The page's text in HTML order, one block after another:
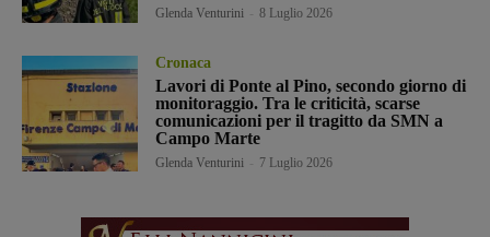
Glenda Venturini 8 Luglio 2026
Cronaca
Lavori di Ponte al Pino, secondo giorno di
monitoraggio. Tra le criticità, scarse
comunicazioni per il tragitto da SMN a
Campo Marte
Glenda Venturini 7 Luglio 2026